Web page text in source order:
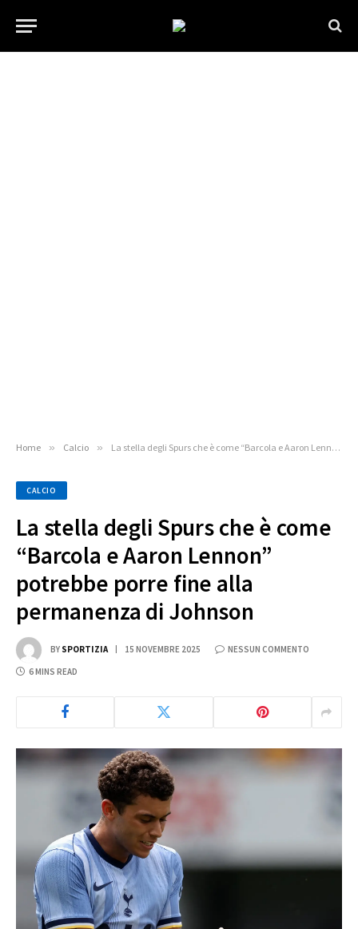
Home » Calcio » La stella degli Spurs che è come “Barcola e Aaron Lennon” potrebbe porre fine alla permanenza di Johnson
CALCIO
La stella degli Spurs che è come
“Barcola e Aaron Lennon”
potrebbe porre fine alla
permanenza di Johnson
BY SPORTIZIA 15 NOVEMBRE 2025 NESSUN COMMENTO
6 MINS READ